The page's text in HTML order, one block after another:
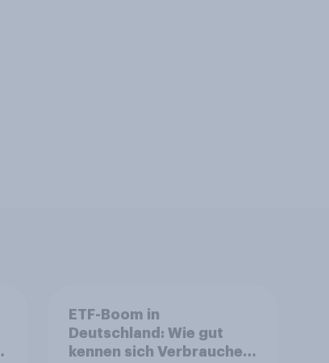
ETF-Boom in
Deutschland: Wie gut
kennen sich Verbraucher